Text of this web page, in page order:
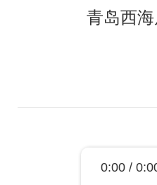
青岛西
0:00 /